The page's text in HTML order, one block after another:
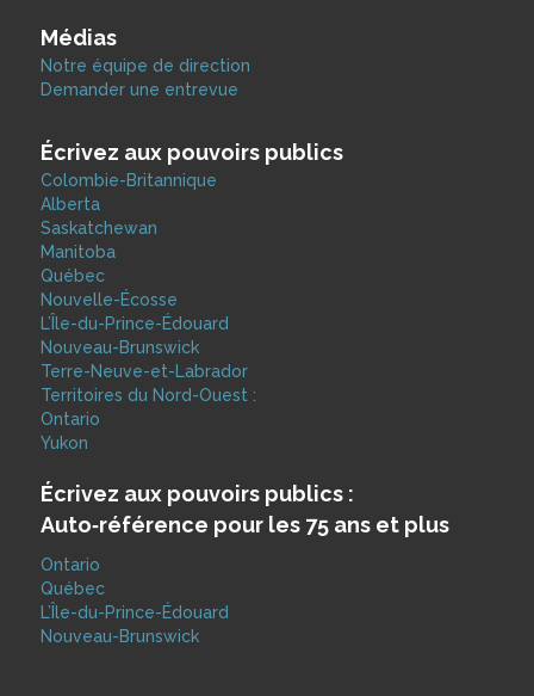
Médias
Notre équipe de direction
Demander une entrevue
Écrivez aux pouvoirs publics
Colombie-Britannique
Alberta
Saskatchewan
Manitoba
Québec
Nouvelle-Écosse
L’Île-du-Prince-Édouard
Nouveau-Brunswick
Terre-Neuve-et-Labrador
Territoires du Nord-Ouest :
Ontario
Yukon
Écrivez aux pouvoirs publics :
Auto‑référence pour les 75 ans et plus
Ontario
Québec
L’Île-du-Prince-Édouard
Nouveau-Brunswick